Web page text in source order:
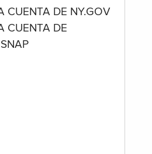
CUENTA DE NY.GOV
CUENTA DE